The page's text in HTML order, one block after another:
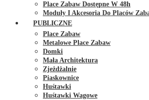
Place Zabaw Dostępne W 48h
Moduły I Akcesoria Do Placów
PUBLICZNE
Place Zabaw
Metalowe Place Zabaw
Domki
Mała Architektura
Zjeżdżalnie
Piaskownice
Huśtawki
Huśtawki Wagowe